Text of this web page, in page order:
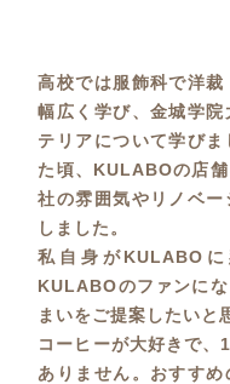
高校では服飾科で洋
幅広く学び、金城学
テリアについて学び
た頃、KULABOの店
社の雰囲気やリノベ
しました。
私自身がKULABO
KULABOのファンに
まいをご提案したいと
コーヒーが大好きで、
ありません。おすす